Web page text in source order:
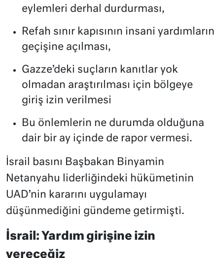
eylemleri derhal durdurması,
Refah sınır kapısının insani yardımların
geçişine açılması,
Gazze’deki suçların kanıtlar yok
olmadan araştırılması için bölgeye
giriş izin verilmesi
Bu önlemlerin ne durumda olduğuna
dair bir ay içinde de rapor vermesi.
İsrail basını Başbakan Binyamin
Netanyahu liderliğindeki hükümetinin
UAD’nin kararını uygulamayı
düşünmediğini gündeme getirmişti.
İsrail: Yardım girişine izin
vereceğiz